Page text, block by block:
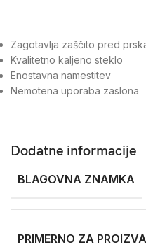
Zagotavlja zaščito pred
Kvalitetno kaljeno steklo
Enostavna namestitev
Nemotena uporaba zaslona
Dodatne informacije
BLAGOVNA ZNAMKA
PRIMERNO ZA